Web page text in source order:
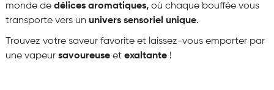
monde dedélices aromatiques,où chaque bouffée vous
transporte vers un univers sensoriel unique.
Trouvez votre saveur favorite et laissez-vous emporter par
une vapeur savoureuse et exaltante !